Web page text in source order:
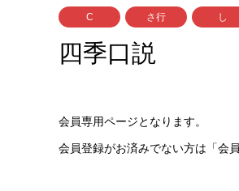
C さ行 し
四季口説
会員専用ページとなります。
会員登録がお済みでない方は「会